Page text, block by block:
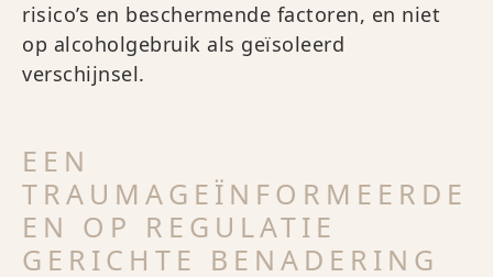
risico’s en beschermende factoren, en niet
op alcoholgebruik als geïsoleerd
verschijnsel.
EEN
TRAUMAGEÏNFORMEERDE
EN OP REGULATIE
GERICHTE BENADERING